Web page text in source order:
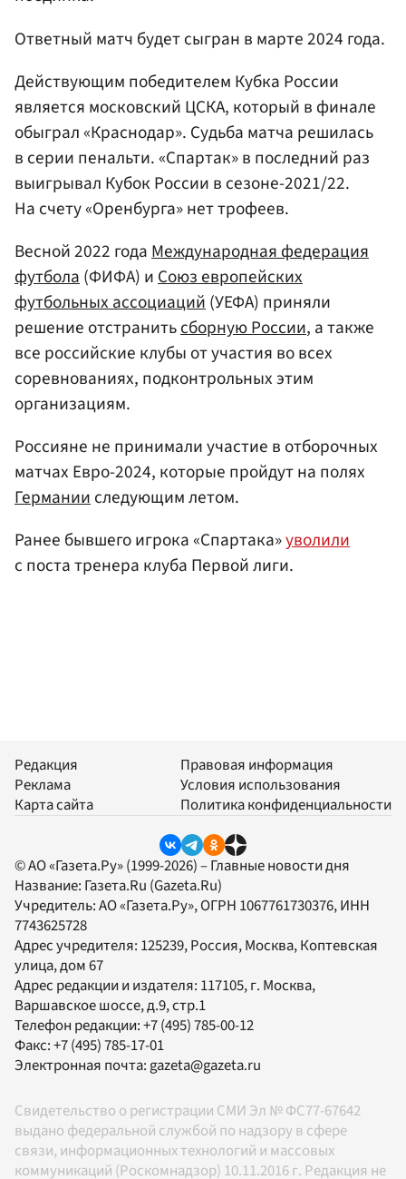
Ответный матч будет сыгран в марте 2024 года.
Действующим победителем Кубка России
является московский ЦСКА, который в финале
обыграл «Краснодар». Судьба матча решилась
в серии пенальти. «Спартак» в последний раз
выигрывал Кубок России в сезоне-2021/22.
На счету «Оренбурга» нет трофеев.
Весной 2022 годаМеждународная федерация
футбола(ФИФА) иСоюз европейских
футбольных ассоциаций(УЕФА) приняли
решение отстранитьсборную России, а также
все российские клубы от участия во всех
соревнованиях, подконтрольных этим
организациям.
Россияне не принимали участие в отборочных
матчах Евро-2024, которые пройдут на полях
Германииследующим летом.
Ранее бывшего игрока «Спартака»уволили
с поста тренера клуба Первой лиги.
Редакция
Реклама
Карта сайта
Правовая информация
Условия использования
Политика конфиденциальности
© АО «Газета.Ру» (1999-2026) – Главные новости дня
Название: Газета.Ru (Gazeta.Ru)
Учредитель:АО «Газета.Ру», ОГРН 1067761730376, ИНН
7743625728
Адрес учредителя: 125239, Россия, Москва, Коптевская
улица, дом 67
Адрес редакции и издателя: 117105, г. Москва,
Варшавское шоссе, д.9, стр.1
Телефон редакции:+7 (495) 785-00-12
Факс:+7 (495) 785-17-01
Электронная почта: gazeta@gazeta.ru
Свидетельство о регистрации СМИ Эл № ФС77-67642
выдано федеральной службой по надзору в сфере
связи, информационных технологий и массовых
коммуникаций (Роскомнадзор) 10.11.2016 г. Редакция не